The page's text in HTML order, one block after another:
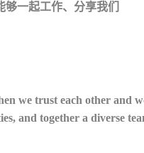
一起工作、分享我们
we trust each other and
and together a diverse